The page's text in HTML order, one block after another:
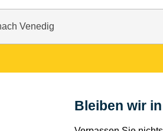
Venedig
Bleiben wir